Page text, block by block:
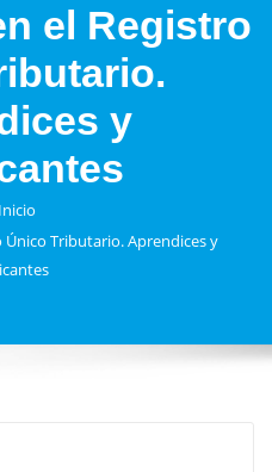
el Registro
y
Inicio
Único Tributario. Aprendices y